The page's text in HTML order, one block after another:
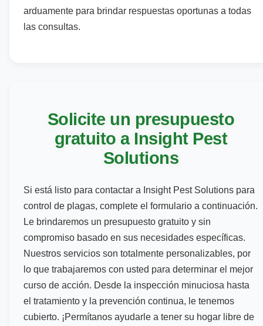
arduamente para brindar respuestas oportunas a todas
las consultas.
Solicite un presupuesto
gratuito a Insight Pest
Solutions
Si está listo para contactar a Insight Pest Solutions para
control de plagas, complete el formulario a continuación.
Le brindaremos un presupuesto gratuito y sin
compromiso basado en sus necesidades específicas.
Nuestros servicios son totalmente personalizables, por
lo que trabajaremos con usted para determinar el mejor
curso de acción. Desde la inspección minuciosa hasta
el tratamiento y la prevención continua, le tenemos
cubierto. ¡Permítanos ayudarle a tener su hogar libre de